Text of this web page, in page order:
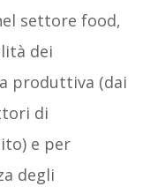
settore food,
dei
produttiva (dai
di
e per
degli